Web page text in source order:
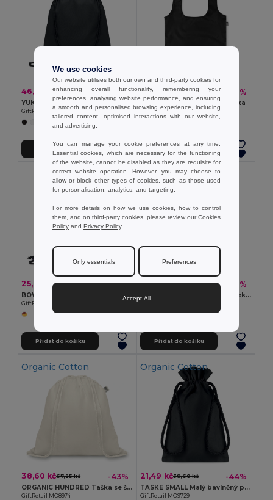
46,45 kč88,05 kč -47%
GiftRetail MO6355
+3 Colors
32,12 kč63,09 kč -49%
FOLDPET Skládací RPET taška
GiftRetail MO9861
Přidat do košíku
25,88 kč68,64 kč -62%
GiftRetail MO6436
Přidat do košíku
33,51 kč58,24 kč -42%
VEGGIE Znovupoužitelný sáček na jídlo
Přidat do košíku
Organic Cotton
38,60 kč67,25 kč -43%
ORGANIC HUNDRED Taška se šňůrkami
GiftRetail MO8974
Organic Cotton
21,49 kč38,60 kč -44%
TASKE SMALL Malý bavlněný pytlík
GiftRetail MO9729
We use cookies
Our website utilises both our own and third-party cookies for
enhancing overall functionality, remembering your
preferences, analysing website performance, and ensuring
a smooth and personalised browsing experience, including
tailored content, optimised interactions with our website,
and advertising.
You can manage your cookie preferences at any time.
Essential cookies, which are necessary for the functioning
of the website, cannot be disabled as they are requisite for
correct website operation. However, you may choose to
allow or block other types of cookies, such as those used
for personalisation, analytics, and targeting.
For more details on how we use cookies, how to control
them, and on third-party cookies, please review ourCookies
Policy and Privacy Policy.
Only essentials Preferences
Accept All